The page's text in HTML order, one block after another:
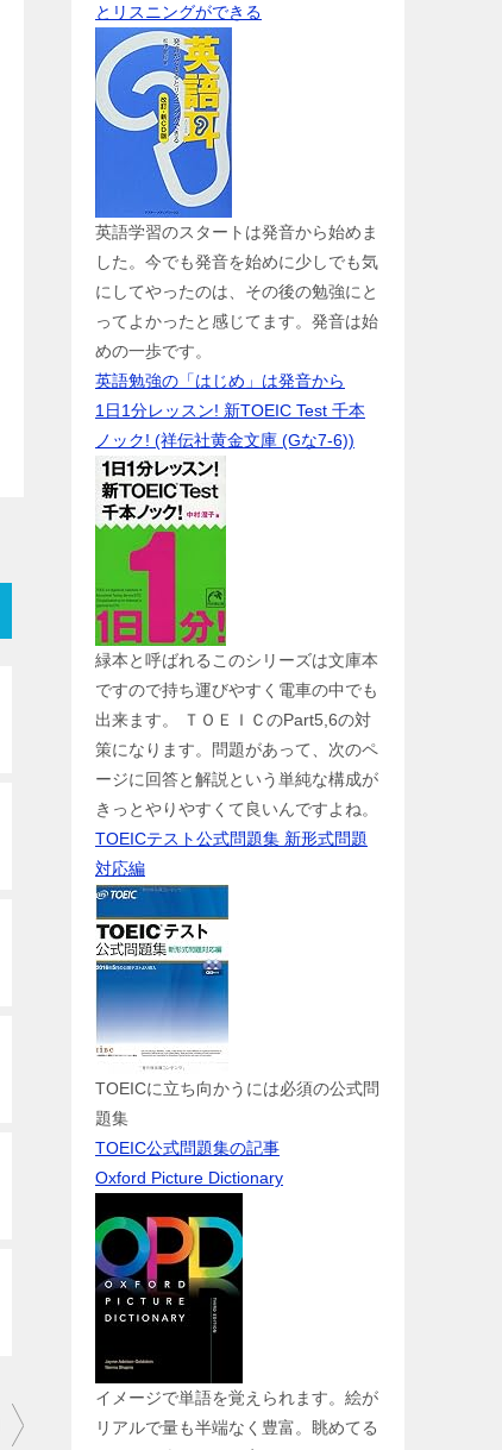
とリスニングができる
英語学習のスタートは発音から始めま
した。今でも発音を始めに少しでも気
にしてやったのは、その後の勉強にと
ってよかったと感じてます。発音は始
めの一歩です。
英語勉強の「はじめ」は発音から
1日1分レッスン! 新TOEIC Test 千本
ノック! (祥伝社黄金文庫 (Gな7-6))
緑本と呼ばれるこのシリーズは文庫本
ですので持ち運びやすく電車の中でも
出来ます。 ＴＯＥＩＣのPart5,6の対
策になります。問題があって、次のペ
ージに回答と解説という単純な構成が
きっとやりやすくて良いんですよね。
TOEICテスト公式問題集 新形式問題
対応編
TOEICに立ち向かうには必須の公式問
題集
TOEIC公式問題集の記事
Oxford Picture Dictionary
イメージで単語を覚えられます。絵が
リアルで量も半端なく豊富。眺めてる